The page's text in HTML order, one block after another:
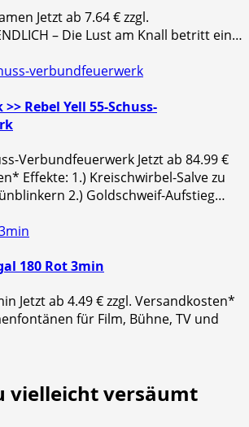
Jetzt ab 7.64 € zzgl.
– Die Lust am Knall betritt ein…
Rebel Yell 55-Schuss-
Verbundfeuerwerk Jetzt ab 84.99 €
Effekte: 1.) Kreischwirbel-Salve zu
2.) Goldschweif-Aufstieg…
180 Rot 3min
Jetzt ab 4.49 € zzgl. Versandkosten*
für Film, Bühne, TV und
vielleicht versäumt